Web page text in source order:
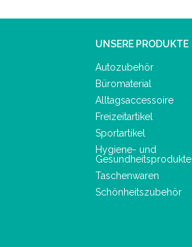
UNSERE PRODUKTE
Autozubehör
Büromaterial
Alltagsaccessoire
Freizeitartikel
Sportartikel
Hygiene- und
Gesundheitsprodukte
Taschenwaren
Schönheitszubehör